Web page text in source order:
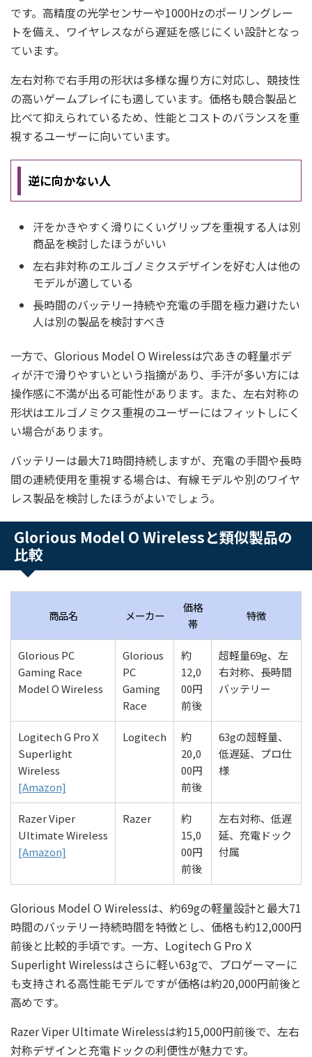
です。高精度の光学センサーや1000Hzのポーリングレー
トを備え、ワイヤレスながら遅延を感じにくい設計となっ
ています。
左右対称で右手用の形状は多様な握り方に対応し、競技性
の高いゲームプレイにも適しています。価格も競合製品と
比べて抑えられているため、性能とコストのバランスを重
視するユーザーに向いています。
逆に向かない人
汗をかきやすく滑りにくいグリップを重視する人は別
商品を検討したほうがいい
左右非対称のエルゴノミクスデザインを好む人は他の
モデルが適している
長時間のバッテリー持続や充電の手間を極力避けたい
人は別の製品を検討すべき
一方で、Glorious Model O Wirelessは穴あきの軽量ボデ
ィが汗で滑りやすいという指摘があり、手汗が多い方には
操作感に不満が出る可能性があります。また、左右対称の
形状はエルゴノミクス重視のユーザーにはフィットしにく
い場合があります。
バッテリーは最大71時間持続しますが、充電の手間や長時
間の連続使用を重視する場合は、有線モデルや別のワイヤ
レス製品を検討したほうがよいでしょう。
Glorious Model O Wirelessと類似製品の
比較
商品名 メーカー
価格
帯
特徴
Glorious PC
Gaming Race
Model O Wireless
Glorious
PC
Gaming
Race
約
12,0
00円
前後
超軽量69g、左
右対称、長時間
バッテリー
Logitech G Pro X
Superlight
Wireless
[Amazon]
Logitech
約
20,0
00円
前後
63gの超軽量、
低遅延、プロ仕
様
Razer Viper
Ultimate Wireless
[Amazon]
Razer
約
15,0
00円
前後
左右対称、低遅
延、充電ドック
付属
Glorious Model O Wirelessは、約69gの軽量設計と最大71
時間のバッテリー持続時間を特徴とし、価格も約12,000円
前後と比較的手頃です。一方、Logitech G Pro X
Superlight Wirelessはさらに軽い63gで、プロゲーマーに
も支持される高性能モデルですが価格は約20,000円前後と
高めです。
Razer Viper Ultimate Wirelessは約15,000円前後で、左右
対称デザインと充電ドックの利便性が魅力です。